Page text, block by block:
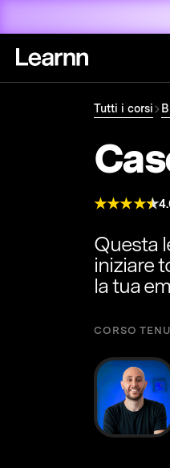
Tutti i corsi
Questa
iniziare
la tua
CORSO